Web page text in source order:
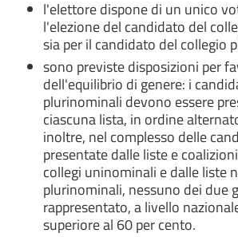
l'elettore dispone di un unico
l'elezione del candidato del
sia per il candidato del collegio
sono previste disposizioni per
dell'equilibrio di genere: i
plurinominali devono essere
ciascuna lista, in ordine
inoltre, nel complesso delle
presentate dalle liste e
collegi uninominali e dalle liste
plurinominali, nessuno dei due
rappresentato, a livello
superiore al 60 per cento.